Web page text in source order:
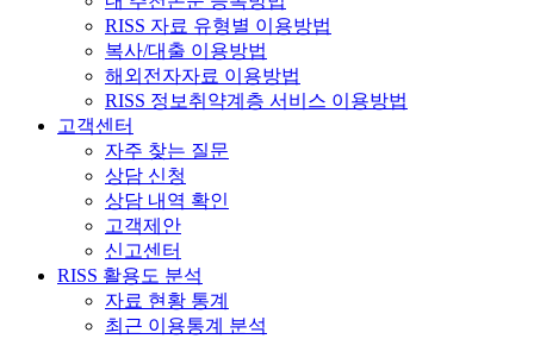
RISS 자료 유형별 이용방법
복사/대출 이용방법
해외전자자료 이용방법
RISS 정보취약계층 서비스 이용방법
고객센터
자주 찾는 질문
상담 신청
상담 내역 확인
고객제안
신고센터
RISS 활용도 분석
자료 현황 통계
최근 이용통계 분석